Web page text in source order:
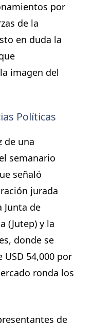
por
de la
en duda la
imagen del
Políticas
de una
semanario
señaló
jurada
Junta de
(Jutep) y la
donde se
54,000 por
ronda los
de